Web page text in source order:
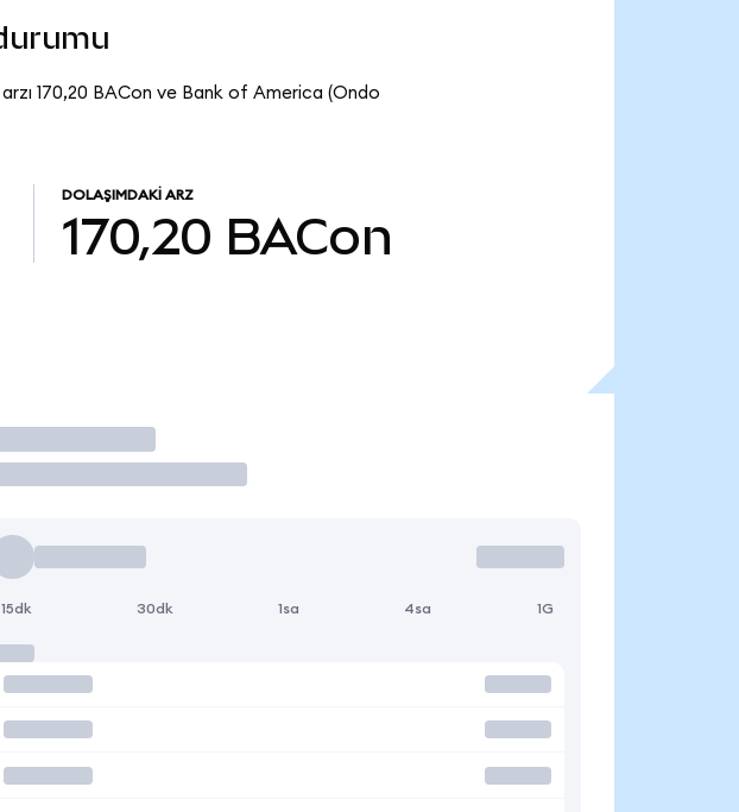
170,20 BACon ve Bank of America (Ondo
DOLAŞIMDAKI ARZ
170,20 BACon
Yap
15dk 30dk 1sa 4sa 1G